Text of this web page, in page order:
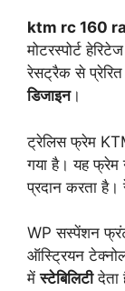
ktm rc 160
मोटरस्पोर्ट
रेसट्रैक से
डिजाइन।
ट्रेलिस फ्रेम
गया है। यह फ्रेम
प्रदान करता है।
WP सस्पेंशन
ऑस्ट्रियन
मेंस्टेबिलिटीदेता